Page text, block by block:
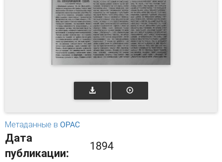
Метаданные в OPAC
Дата
публикации:
1894